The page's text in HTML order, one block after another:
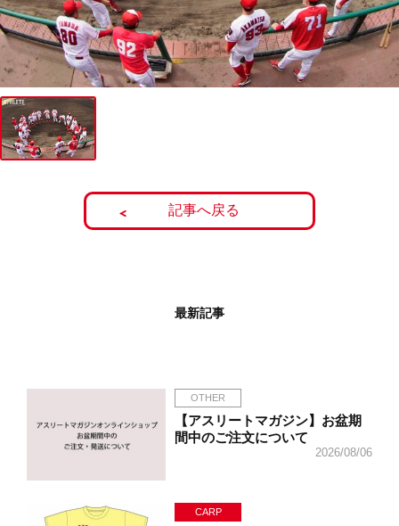
記事へ戻る
最新記事
OTHER
【アスリートマガジン】お盆期
間中のご注文について
2026/08/06
CARP